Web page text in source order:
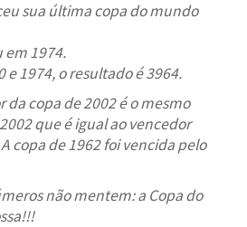
sua última copa do mundo
em 1974.
e 1974, o resultado é 3964.
da copa de 2002 é o mesmo
que é igual ao vencedor
copa de 1962 foi vencida pelo
não mentem: a Copa do